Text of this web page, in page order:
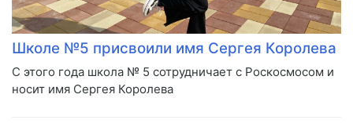
Школе №5 присвоили имя Сергея Королева
С этого года школа № 5 сотрудничает с Роскосмосом и
носит имя Сергея Королева